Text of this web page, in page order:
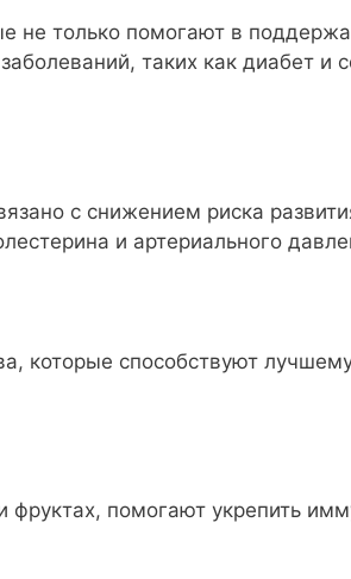
только помогают в
таких как диабет и
с снижением риска
и артериального
которые способствуют
помогают укрепить